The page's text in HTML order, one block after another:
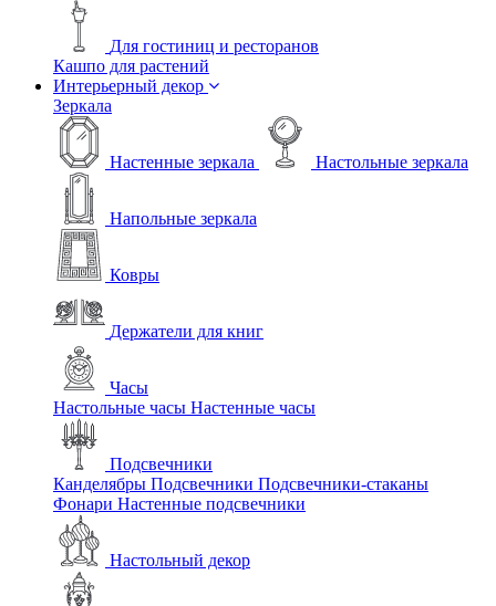
Для гостиниц и ресторанов
Кашпо для растений
Интерьерный декор
Зеркала
Настенные зеркала Настольные зеркала
Напольные зеркала
Ковры
Держатели для книг
Часы
Настольные часы Настенные часы
Подсвечники
Канделябры Подсвечники Подсвечники-стаканы
Фонари Настенные подсвечники
Настольный декор